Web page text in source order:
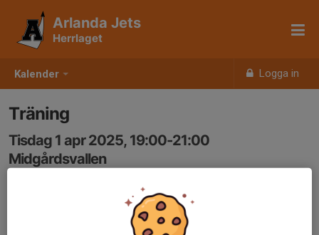
Kalender Logga in
Arlanda Jets
Herrlaget
Träning
Tisdag 1 apr 2025, 19:00-21:00
Midgårdsvallen
Samling: 18:45, Midgårdsvallen/Jets omklädningrum